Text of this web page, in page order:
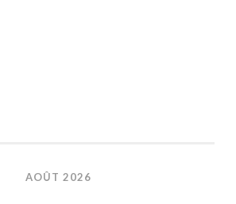
AOÛT 2026